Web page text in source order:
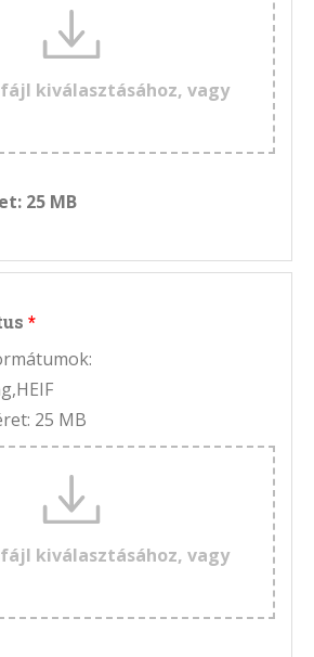
kiválasztásához, vagy
25 MB
25 MB
kiválasztásához, vagy